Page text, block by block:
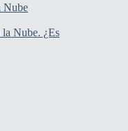
Nube
la Nube. ¿Es